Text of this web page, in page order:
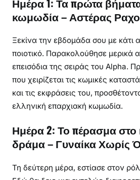
κωμωδία – Αστέρας
Ξεκίνα την εβδομάδα σου με
ποιοτικό. Παρακολούθησε μερικά
επεισόδια της σειράς του Alpha.
που χειρίζεται τις κωμικές
και τις εκφράσεις του,
ελληνική επαρχιακή κωμωδία.
Ημέρα 2: Το πέρασμα στο
δράμα – Γυναίκα Χωρίς
Τη δεύτερη μέρα, εστίασε στον